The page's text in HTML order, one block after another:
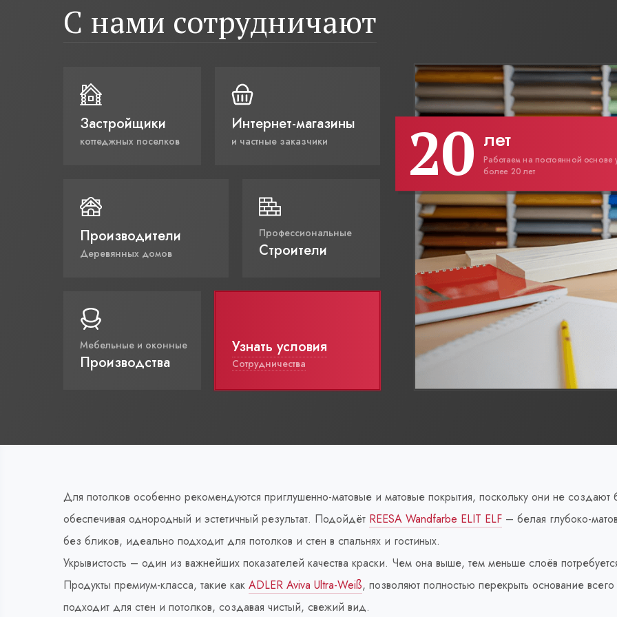
С нами сотрудничают
Застройщики
коттеджных поселков
Интернет-магазины
и частные заказчики
Производители
Деревянных домов
Профессиональные
Строители
Мебельные и оконные
Производства
Узнать условия
Сотрудничества
20 лет
Работаем на постоянной основе
более 20 лет
Для потолков особенно рекомендуются приглушенно-матовые и матовые покрытия, поскольку они не
обеспечивая однородный и эстетичный результат. Подойдёт REESA Wandfarbe ELIT ELF – белая глубоко-
без бликов, идеально подходит для потолков и стен в спальнях и гостиных.
Укрывистость – один из важнейших показателей качества краски. Чем она выше, тем меньше слоёв
Продукты премиум-класса, такие как ADLER Aviva Ultra-Weiß, позволяют полностью перекрыть основание
подходит для стен и потолков, создавая чистый, свежий вид.